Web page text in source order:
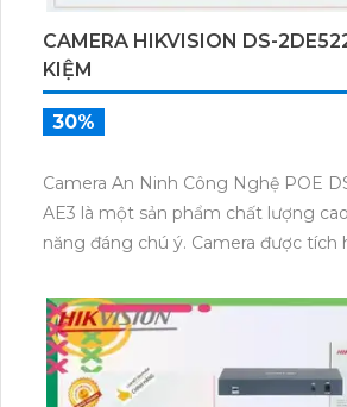
CAMERA HIKVISION DS-
KIỆM
30%
Camera An Ninh Công Nghệ POE
AE3 là một sản phẩm chất lượng
năng đáng chú ý. Camera được tích
dàng. Đặc biệt, camera còn được
Hồng Ngoại Smart IR, giúp tiết kiệm
lượng lưu trữ (H.265+/H.265/H.264+/
suất cao trung thực CMOS, camera